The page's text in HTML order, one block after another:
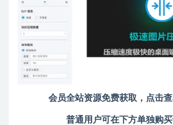
会员全站资源免费获取，点击
普通用户可在下方单独购买